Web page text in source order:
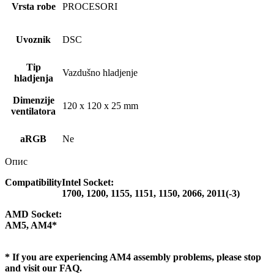
Vrsta robe PROCESORI
Uvoznik DSC
Tip
hladjenja
Vazdušno hladjenje
Dimenzije
ventilatora
120 x 120 x 25 mm
aRGB Ne
Опис
CompatibilityIntel Socket:
1700, 1200, 1155, 1151, 1150, 2066, 2011(-3)
AMD Socket:
AM5, AM4*
* If you are experiencing AM4 assembly problems, please stop
and visit our FAQ.